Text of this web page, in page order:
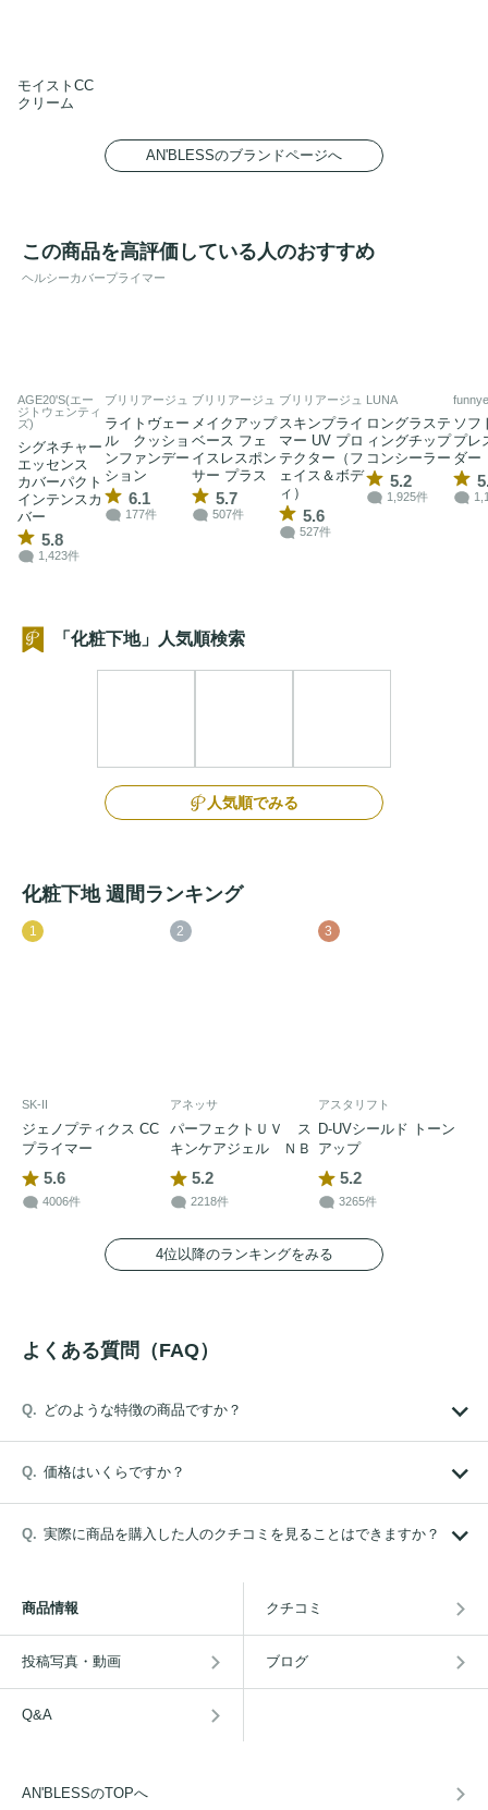
モイストCC
クリーム
AN'BLESSのブランドページへ
この商品を高評価している人のおすすめ
ヘルシーカバープライマー
AGE20'S(エー
ジトウェンティ
ズ)
シグネチャー
エッセンス
カバーパクト
インテンスカ
バー
5.8
1,423件
ブリリアージュ
ライトヴェー
ル クッショ
ンファンデー
ション
6.1
177件
ブリリアージュ
メイクアップ
ベース フェ
イスレスポン
サー プラス
5.7
507件
ブリリアージュ
スキンプライ
マー UV プロ
テクター（フ
ェイス＆ボデ
ィ）
5.6
527件
LUNA
ロングラステ
ィングチップ
コンシーラー
5.2
1,925件
ソフ
プレ
ダー
「化粧下地」人気順検索
人気順でみる
化粧下地 週間ランキング
1
SK-II
ジェノプティクス CC
プライマー
5.6
4006件
2
アネッサ
パーフェクトＵＶ ス
キンケアジェル ＮＢ
5.2
2218件
3
アスタリフト
D-UVシールド トーン
アップ
5.2
3265件
4位以降のランキングをみる
よくある質問（FAQ）
どのような特徴の商品ですか？
価格はいくらですか？
実際に商品を購入した人のクチコミを見ることはできますか？
商品情報 クチコミ
投稿写真・動画 ブログ
Q&A
AN'BLESSのTOPへ